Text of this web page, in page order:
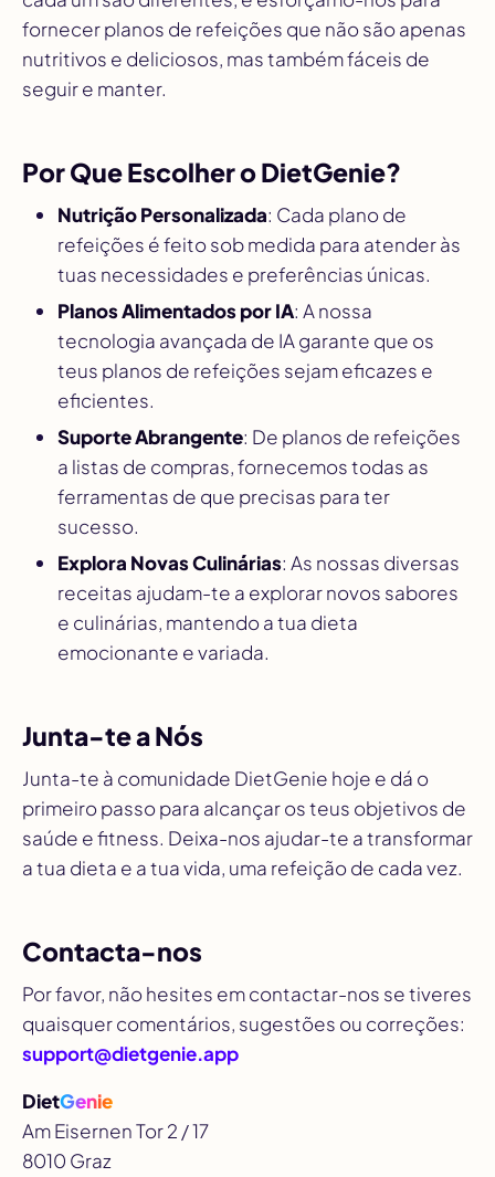
fornecer planos de refeições que não são apenas
nutritivos e deliciosos, mas também fáceis de
seguir e manter.
Por Que Escolher o DietGenie?
Nutrição Personalizada: Cada plano de
refeições é feito sob medida para atender às
tuas necessidades e preferências únicas.
Planos Alimentados por IA: A nossa
tecnologia avançada de IA garante que os
teus planos de refeições sejam eficazes e
eficientes.
Suporte Abrangente: De planos de refeições
a listas de compras, fornecemos todas as
ferramentas de que precisas para ter
sucesso.
Explora Novas Culinárias: As nossas diversas
receitas ajudam-te a explorar novos sabores
e culinárias, mantendo a tua dieta
emocionante e variada.
Junta-te a Nós
Junta-te à comunidade DietGenie hoje e dá o
primeiro passo para alcançar os teus objetivos de
saúde e fitness. Deixa-nos ajudar-te a transformar
a tua dieta e a tua vida, uma refeição de cada vez.
Contacta-nos
Por favor, não hesites em contactar-nos se tiveres
quaisquer comentários, sugestões ou correções:
support@dietgenie.app
DietGenie
Am Eisernen Tor 2 / 17
8010 Graz